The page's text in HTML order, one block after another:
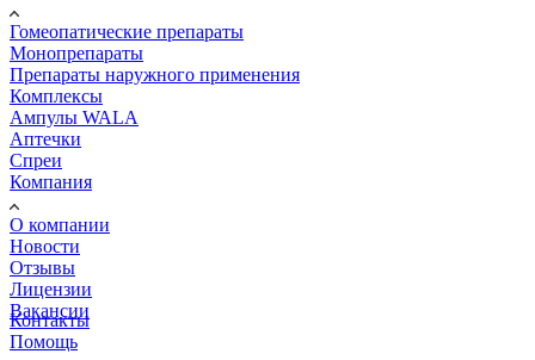
Гомеопатические препараты
Монопрепараты
Препараты наружного применения
Комплексы
Ампулы WALA
Аптечки
Спреи
Компания
О компании
Новости
Отзывы
Лицензии
Вакансии
Контакты
Помощь